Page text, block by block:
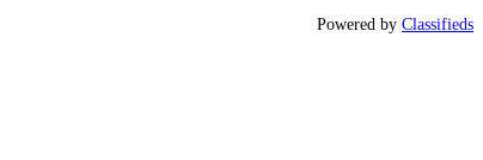
Powered by Classifieds